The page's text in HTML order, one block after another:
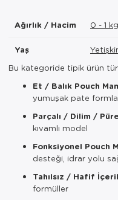
Ağırlık / Hacim 0 - 1 kg
Yaş
Bu kategoride tipik ürün
Et / Balık Pouch
yumuşak pate
Parçalı / Dilim /
kıvamlı model
Fonksiyonel Pouch
desteği, idrar yolu
Tahılsız / Hafif
formüller